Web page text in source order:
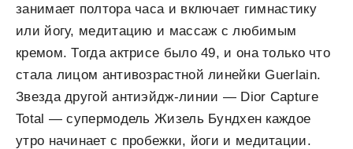
занимает полтора часа и включает гимнастику
или йогу, медитацию и массаж с любимым
кремом. Тогда актрисе было 49, и она только что
стала лицом антивозрастной линейки Guerlain.
Звезда другой антиэйдж-линии — Dior Capture
Total — супермодель Жизель Бундхен каждое
утро начинает с пробежки, йоги и медитации.